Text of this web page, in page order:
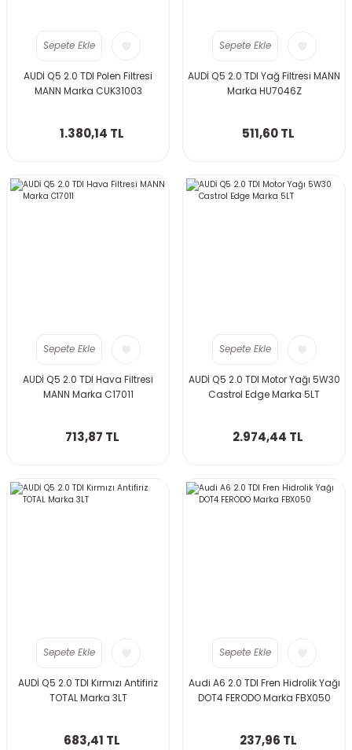
Sepete Ekle
AUDİ Q5 2.0 TDI Polen Filtresi
MANN Marka CUK31003
1.380,14 TL
Sepete Ekle
AUDİ Q5 2.0 TDI Yağ Filtresi MANN
Marka HU7046Z
511,60 TL
Sepete Ekle
AUDİ Q5 2.0 TDI Hava Filtresi
MANN Marka C17011
713,87 TL
Sepete Ekle
AUDİ Q5 2.0 TDI Motor Yağı 5W30
Castrol Edge Marka 5LT
2.974,44 TL
Sepete Ekle
AUDİ Q5 2.0 TDI Kırmızı Antifiriz
TOTAL Marka 3LT
683,41 TL
Sepete Ekle
Audi A6 2.0 TDI Fren Hidrolik Yağı
DOT4 FERODO Marka FBX050
237,96 TL